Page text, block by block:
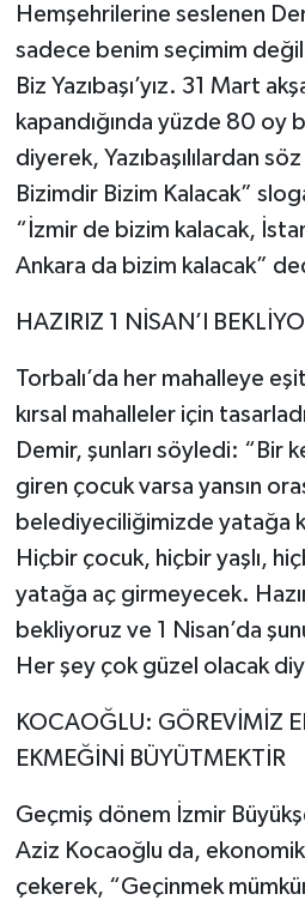
Hemşehrilerine seslenen
sadece benim seçimim
Biz Yazıbaşı’yız. 31 Mart
kapandığında yüzde 80 oy
diyerek, Yazıbaşılılardan
Bizimdir Bizim Kalacak”
“İzmir de bizim kalacak,
Ankara da bizim kalacak”
HAZIRIZ 1 NİSAN’I
Torbalı’da her mahalleye
kırsal mahalleler için
Demir, şunları söyledi: “Bir
giren çocuk varsa yansın
belediyeciliğimizde yatağa
Hiçbir çocuk, hiçbir yaşlı,
yatağa aç girmeyecek.
bekliyoruz ve 1 Nisan’da
Her şey çok güzel olacak
KOCAOĞLU: GÖREVİMİZ
EKMEĞİNİ BÜYÜTMEKTİR
Geçmiş dönem İzmir
Aziz Kocaoğlu da, ekonomik
çekerek, “Geçinmek